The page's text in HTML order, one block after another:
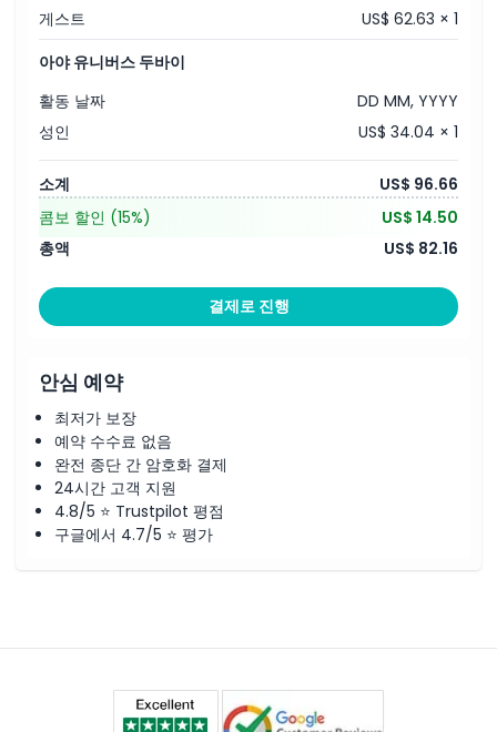
게스트
US$ 62.63 × 1
아야 유니버스 두바이
활동 날짜
DD MM, YYYY
성인
US$ 34.04 × 1
소계
US$ 96.66
콤보 할인 (15%)
US$ 14.50
총액
US$ 82.16
결제로 진행
안심 예약
최저가 보장
예약 수수료 없음
완전 종단 간 암호화 결제
24시간 고객 지원
4.8/5 ⭐ Trustpilot 평점
구글에서 4.7/5 ⭐ 평가